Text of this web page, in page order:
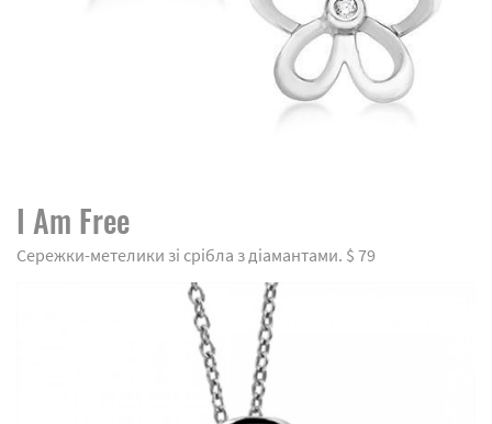
I Am Free
Сережки-метелики зі срібла з діамантами. $ 79